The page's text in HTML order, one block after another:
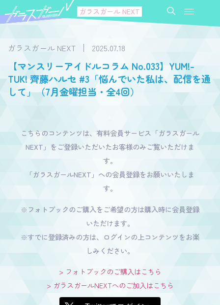
ガラスガール NEXT
ガラスガール NEXT 2025.07.18
【マンスリーアイドルコラム No.033】YUM!-
TUK! 齊藤ハルセ #3「悩んでいた私は、配信を通
して」（7月金曜担当・全4回）
こちらのコンテンツは、有料会員サービス「ガラスガール
NEXT」をご登録いただいたお客様のみご覧いただけま
す。
「ガラスガールNEXT」への会員登録をお願いいたしま
す。
※フォトブックのご購入をご希望の方は購入時に会員登録
いただけます。
※すでに登録済みの方は、ログインの上コンテンツをお楽
しみください。
> フォトブックのご購入はこちら
> ガラスガールNEXTへのご加入はこちら